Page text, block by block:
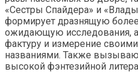
«Сестры Спайдера» и
формирует дразнящую
ожидающую исследования,
фактуру и измерение
названиями. Также
высокой фэнтезийной